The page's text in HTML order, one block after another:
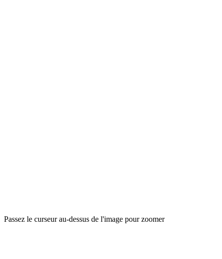
Passez le curseur au-dessus de l'image pour zoomer